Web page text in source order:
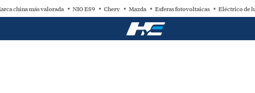
china más valorada NIO ES9 Chery Mazda Esferas fotovoltaicas Eléctrico de